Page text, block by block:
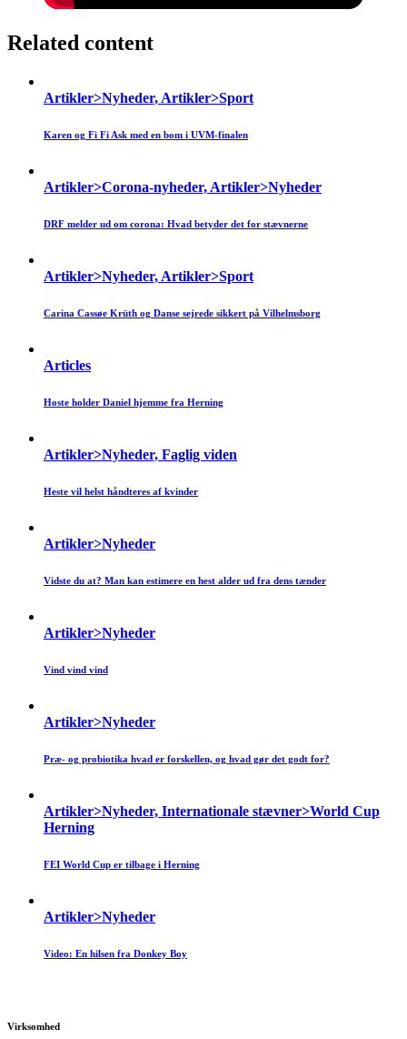
Related content
Artikler>Nyheder, Artikler>Sport
Karen og Fi Fi Ask med en bom i UVM-finalen
Artikler>Corona-nyheder, Artikler>Nyheder
DRF melder ud om corona: Hvad betyder det for stævnerne
Artikler>Nyheder, Artikler>Sport
Carina Cassøe Krüth og Danse sejrede sikkert på Vilhelmsborg
Articles
Hoste holder Daniel hjemme fra Herning
Artikler>Nyheder, Faglig viden
Heste vil helst håndteres af kvinder
Artikler>Nyheder
Vidste du at? Man kan estimere en hest alder ud fra dens tænder
Artikler>Nyheder
Vind vind vind
Artikler>Nyheder
Præ- og probiotika hvad er forskellen, og hvad gør det godt for?
Artikler>Nyheder, Internationale stævner>World Cup
Herning
FEI World Cup er tilbage i Herning
Artikler>Nyheder
Video: En hilsen fra Donkey Boy
Virksomhed